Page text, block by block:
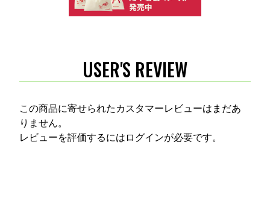
USER'S REVIEW
この商品に寄せられたカスタマーレビューはまだあ
りません。
レビューを評価するには ログインが必要です。